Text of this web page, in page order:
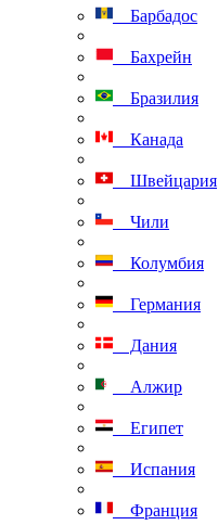
Барбадос
Бахрейн
Бразилия
Канада
Швейцария
Чили
Колумбия
Германия
Дания
Алжир
Египет
Испания
Франция